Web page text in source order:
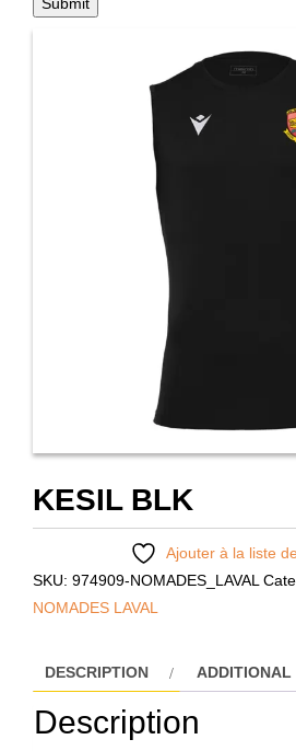
KESIL BLK
Ajouter à la liste
SKU: 974909-NOMADES_LAVAL
NOMADES LAVAL
DESCRIPTION ADDITIONAL
Description